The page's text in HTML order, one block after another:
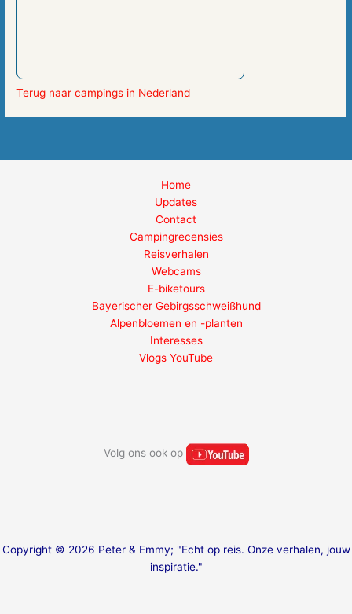
Terug naar campings in Nederland
Home
Updates
Contact
Campingrecensies
Reisverhalen
Webcams
E-biketours
Bayerischer Gebirgsschweißhund
Alpenbloemen en -planten
Interesses
Vlogs YouTube
Volg ons ook op
Copyright © 2026 Peter & Emmy; "Echt op reis. Onze verhalen, jouw
inspiratie."